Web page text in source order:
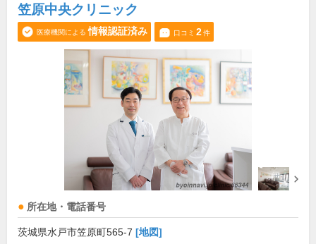
笠原中央クリニック
医療機関による 情報認証済み 口コミ 2件
所在地・電話番号
茨城県水戸市笠原町565-7 [地図]